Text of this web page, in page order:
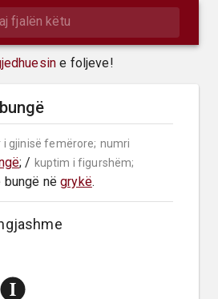
e foljeve!
bungë
i gjinisë femërore; numri
; / kuptim i figurshëm;
bungë në grykë.